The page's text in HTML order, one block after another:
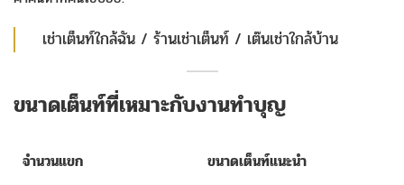
เช่าเต็นท์ใกล้ฉัน / ร้านเช่าเต็นท์ / เต๊นเช่าใกล้บ้าน
ขนาดเต็นท์ที่เหมาะกับงานทำบุญ
จำนวนแขก ขนาดเต็นท์แนะนำ